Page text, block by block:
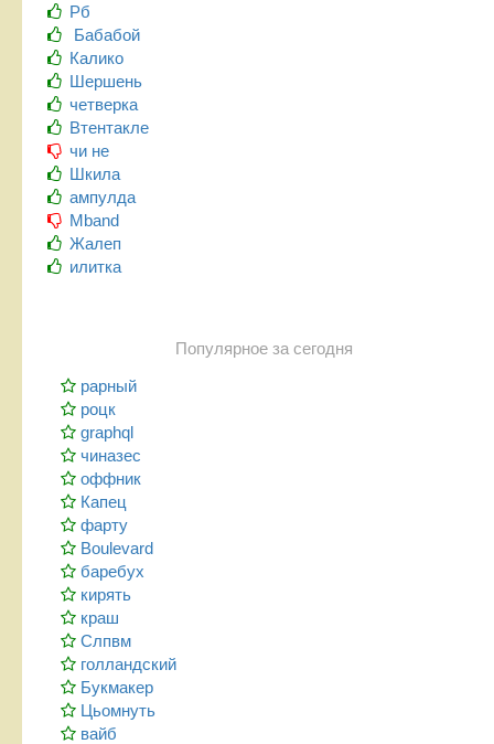
Рб
Бабабой
Калико
Шершень
четверка
Втентакле
чи не
Шкила
ампулда
Mband
Жалеп
илитка
Популярное за сегодня
рарный
роцк
graphql
чиназес
оффник
Капец
фарту
Boulevard
баребух
кирять
краш
Слпвм
голландский
Букмакер
Цьомнуть
вайб